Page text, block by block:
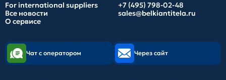
For international suppliers
Все новости
О сервисе
+7 (495) 798-02-48
sales@belkiantitela.ru
Чат с оператором Через сайт